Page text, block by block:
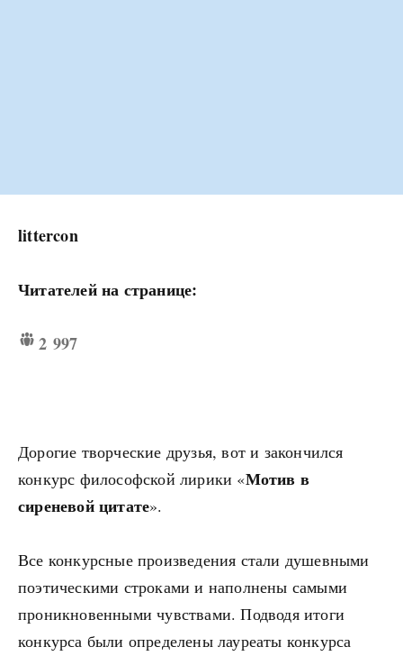
littercon
Читателей на странице:
2 997
Дорогие творческие друзья, вот и закончился
конкурс философской лирики «Мотив в
сиреневой цитате».
Все конкурсные произведения стали душевными
поэтическими строками и наполнены самыми
проникновенными чувствами. Подводя итоги
конкурса были определены лауреаты конкурса